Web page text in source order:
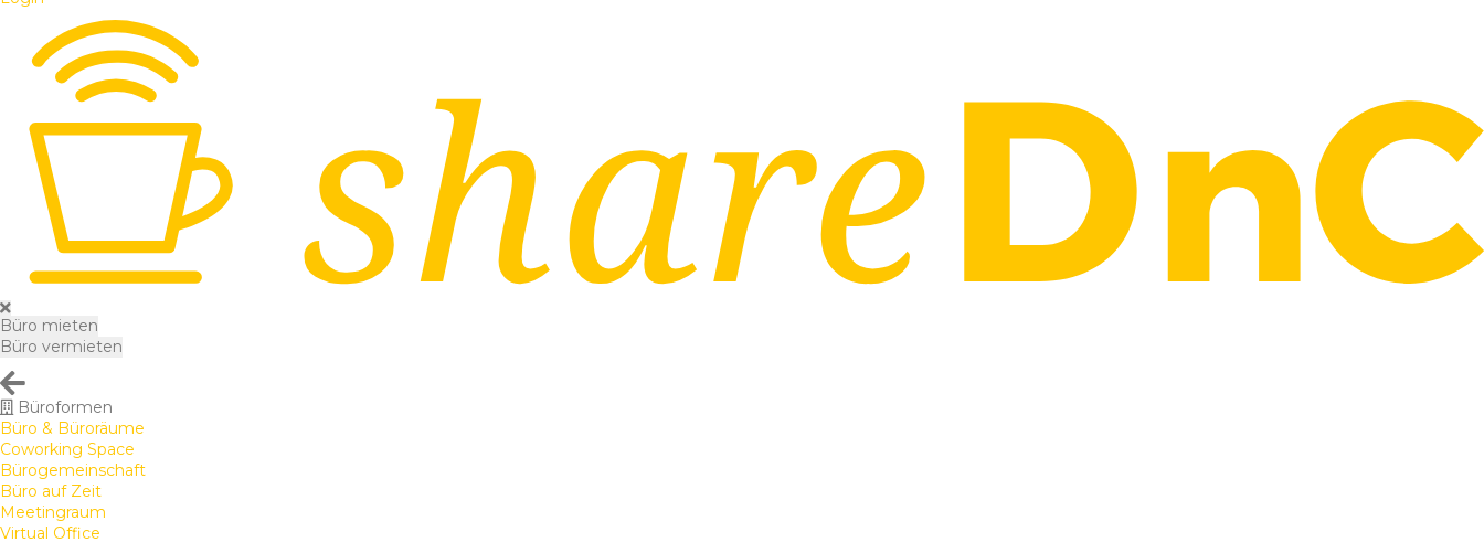
Büro mieten
Büro vermieten
Büroformen
Büro & Büroräume
Coworking Space
Bürogemeinschaft
Büro auf Zeit
Meetingraum
Virtual Office